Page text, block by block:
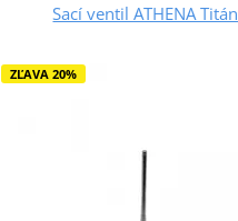
Sací ventil ATHENA Titán
ZĽAVA 20%